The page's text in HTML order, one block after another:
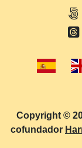
Copyright ©
cofundador